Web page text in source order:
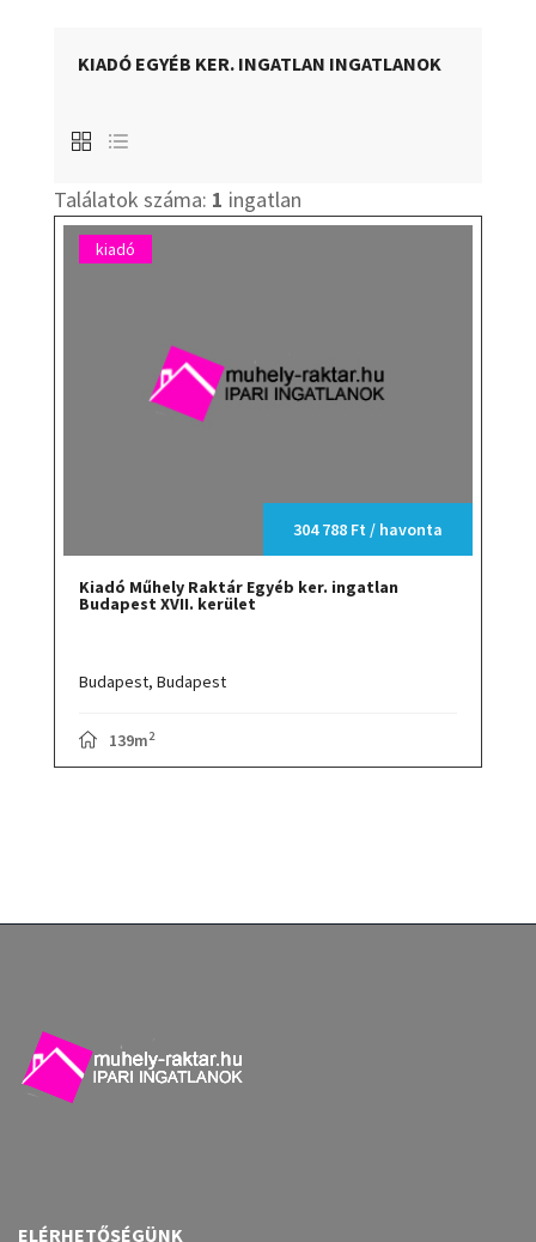
KIADÓ EGYÉB KER. INGATLAN INGATLANOK
Találatok száma: 1 ingatlan
kiadó
304 788 Ft / havonta
Kiadó Műhely Raktár Egyéb ker. ingatlan
Budapest XVII. kerület
Budapest, Budapest
139m2
ELÉRHETŐSÉGÜNK